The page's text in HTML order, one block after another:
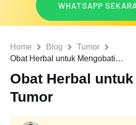
WHATSAPP
Home Blog
Tumor
Obat Herbal untuk Mengobati Tumor
Obat Herbal
Tumor